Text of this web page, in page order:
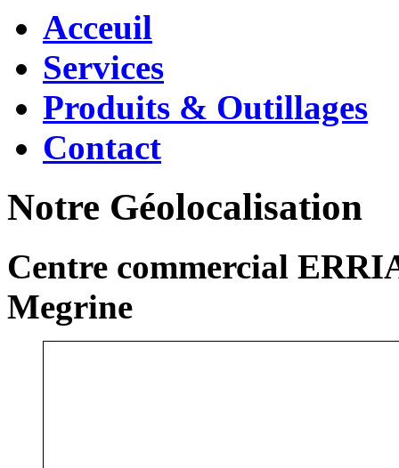
Acceuil
Services
Produits & Outillages
Contact
Notre Géolocalisation
Centre commercial
Megrine